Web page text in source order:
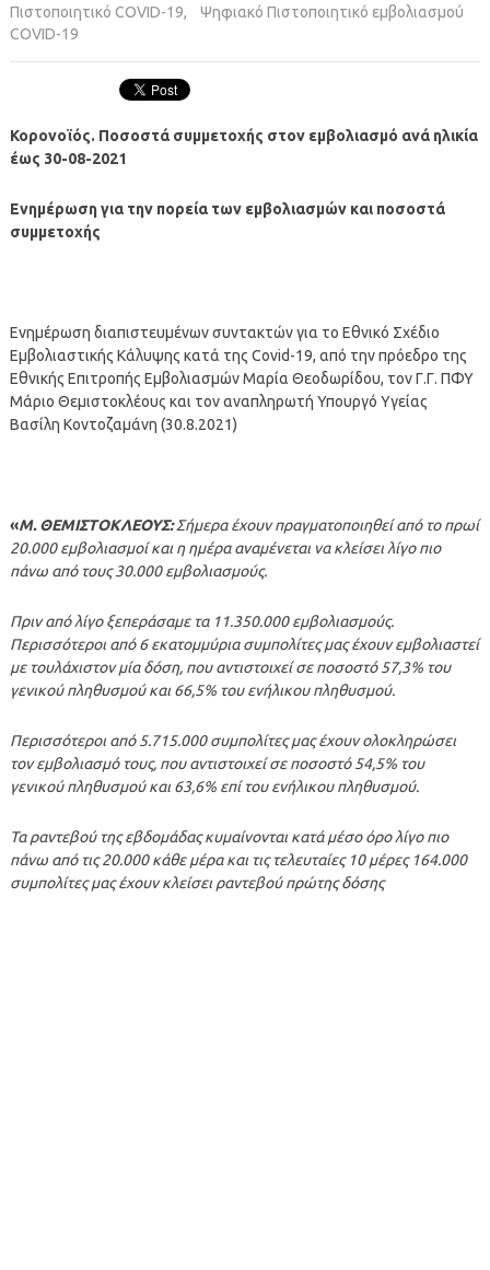
Πιστοποιητικό COVID-19,
Ψηφιακό Πιστοποιητικό εμβολιασμού
COVID-19
Κορονοϊός. Ποσοστά συμμετοχής στον εμβολιασμό ανά ηλικία
έως 30-08-2021
Ενημέρωση για την πορεία των εμβολιασμών και ποσοστά
συμμετοχής
Ενημέρωση διαπιστευμένων συντακτών για το Εθνικό Σχέδιο
Εμβολιαστικής Κάλυψης κατά της Covid-19, από την πρόεδρο της
Εθνικής Επιτροπής Εμβολιασμών Μαρία Θεοδωρίδου, τον Γ.Γ. ΠΦΥ
Μάριο Θεμιστοκλέους και τον αναπληρωτή Υπουργό Υγείας
Βασίλη Κοντοζαμάνη (30.8.2021)
«Μ. ΘΕΜΙΣΤΟΚΛΕΟΥΣ:Σήμερα έχουν πραγματοποιηθεί από το πρωί
20.000 εμβολιασμοί και η ημέρα αναμένεται να κλείσει λίγο πιο
πάνω από τους 30.000 εμβολιασμούς.
Πριν από λίγο ξεπεράσαμε τα 11.350.000 εμβολιασμούς.
Περισσότεροι από 6 εκατομμύρια συμπολίτες μας έχουν εμβολιαστεί
με τουλάχιστον μία δόση, που αντιστοιχεί σε ποσοστό 57,3% του
γενικού πληθυσμού και 66,5% του ενήλικου πληθυσμού.
Περισσότεροι από 5.715.000 συμπολίτες μας έχουν ολοκληρώσει
τον εμβολιασμό τους, που αντιστοιχεί σε ποσοστό 54,5% του
γενικού πληθυσμού και 63,6% επί του ενήλικου πληθυσμού.
Τα ραντεβού της εβδομάδας κυμαίνονται κατά μέσο όρο λίγο πιο
πάνω από τις 20.000 κάθε μέρα και τις τελευταίες 10 μέρες 164.000
συμπολίτες μας έχουν κλείσει ραντεβού πρώτης δόσης